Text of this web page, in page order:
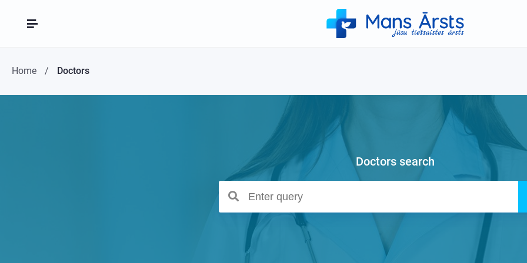
Home Doctors
Doctors search